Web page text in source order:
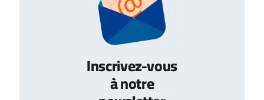
Inscrivez-vous
à notre